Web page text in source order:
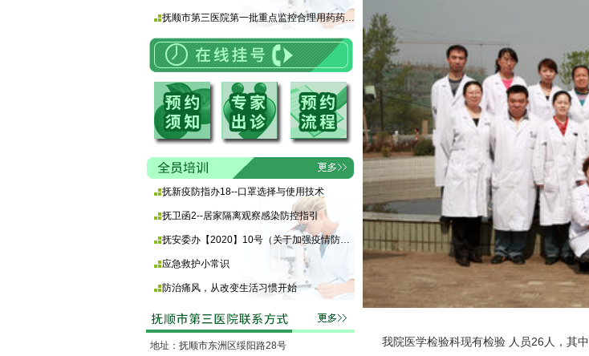
抚新疫防指办18--口罩选择与使用技术
抚卫函2--居家隔离观察感染防控指引
抚安委办【2020】10号（关于加强疫情防控期间使用酒精等消毒产品安全防范的通知)
应急救护小常识
防治痛风，从改变生活习惯开始
地址：抚顺市东洲区绥阳路28号
我院医学检验科现有检验 人员26人，其中